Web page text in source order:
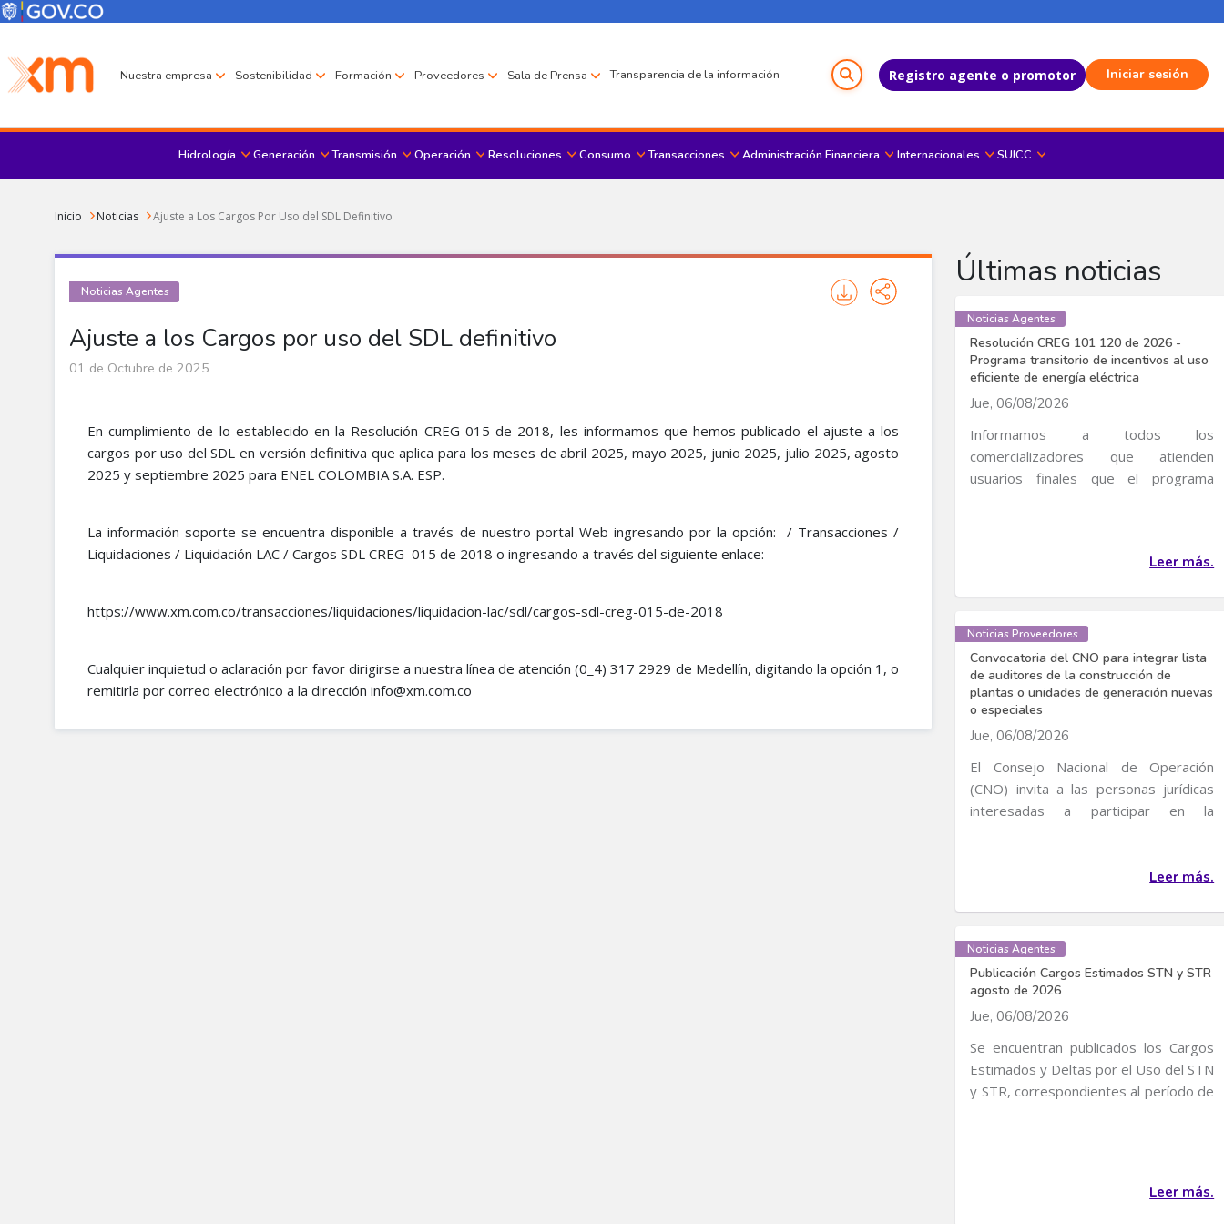
Pasar al contenido principal
Menú Corporativo
Menú de encabezado
Nuestra empresa Sostenibilidad Formación Proveedores Sala de Prensa Transparencia de la información Registro agente o promotor Iniciar sesión
Menu principal
Hidrología Generación Transmisión Operación Resoluciones Consumo Transacciones Administración Financiera Internacionales SUICC
Sobrescribir enlaces de ayuda a la navegación
Inicio Noticias Ajuste a Los Cargos Por Uso del SDL Definitivo
Ajuste a los Cargos por uso del SDL definitivo
Noticias Agentes
01 de Octubre de 2025
En cumplimiento de lo establecido en la Resolución CREG 015 de 2018, les informamos que hemos publicado el ajuste a los
cargos por uso del SDL en versión definitiva que aplica para los meses de abril 2025, mayo 2025, junio 2025, julio 2025, agosto
2025 y septiembre 2025 para ENEL COLOMBIA S.A. ESP.
La información soporte se encuentra disponible a través de nuestro portal Web ingresando por la opción: / Transacciones /
Liquidaciones / Liquidación LAC / Cargos SDL CREG 015 de 2018 o ingresando a través del siguiente enlace:
https://www.xm.com.co/transacciones/liquidaciones/liquidacion-lac/sdl/cargos-sdl-creg-015-de-2018
Cualquier inquietud o aclaración por favor dirigirse a nuestra línea de atención (0_4) 317 2929 de Medellín, digitando la opción 1, o
remitirla por correo electrónico a la dirección info@xm.com.co
Últimas noticias
Noticias Agentes
Resolución CREG 101 120 de 2026 -
Programa transitorio de incentivos al uso
eficiente de energía eléctrica
Jue, 06/08/2026
Informamos a todos los
comercializadores que atienden
usuarios finales que el programa
Leer más.
Noticias Proveedores
Convocatoria del CNO para integrar lista
de auditores de la construcción de
plantas o unidades de generación nuevas
o especiales
Jue, 06/08/2026
El Consejo Nacional de Operación
(CNO) invita a las personas jurídicas
interesadas a participar en la
Leer más.
Noticias Agentes
Publicación Cargos Estimados STN y STR
agosto de 2026
Jue, 06/08/2026
Se encuentran publicados los Cargos
Estimados y Deltas por el Uso del STN
y STR, correspondientes al período de
Leer más.